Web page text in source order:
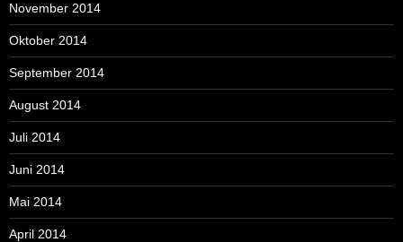
November 2014
Oktober 2014
September 2014
August 2014
Juli 2014
Juni 2014
Mai 2014
April 2014